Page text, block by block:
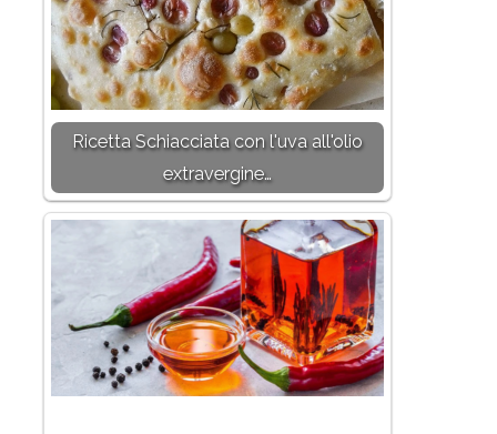
Ricetta Schiacciata con l'uva all'olio
extravergine…